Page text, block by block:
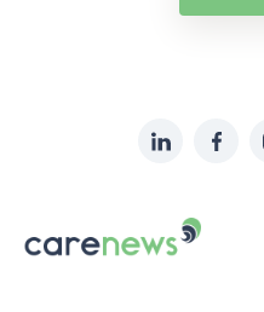
sur:
LinkedIn
Carenews,
Le